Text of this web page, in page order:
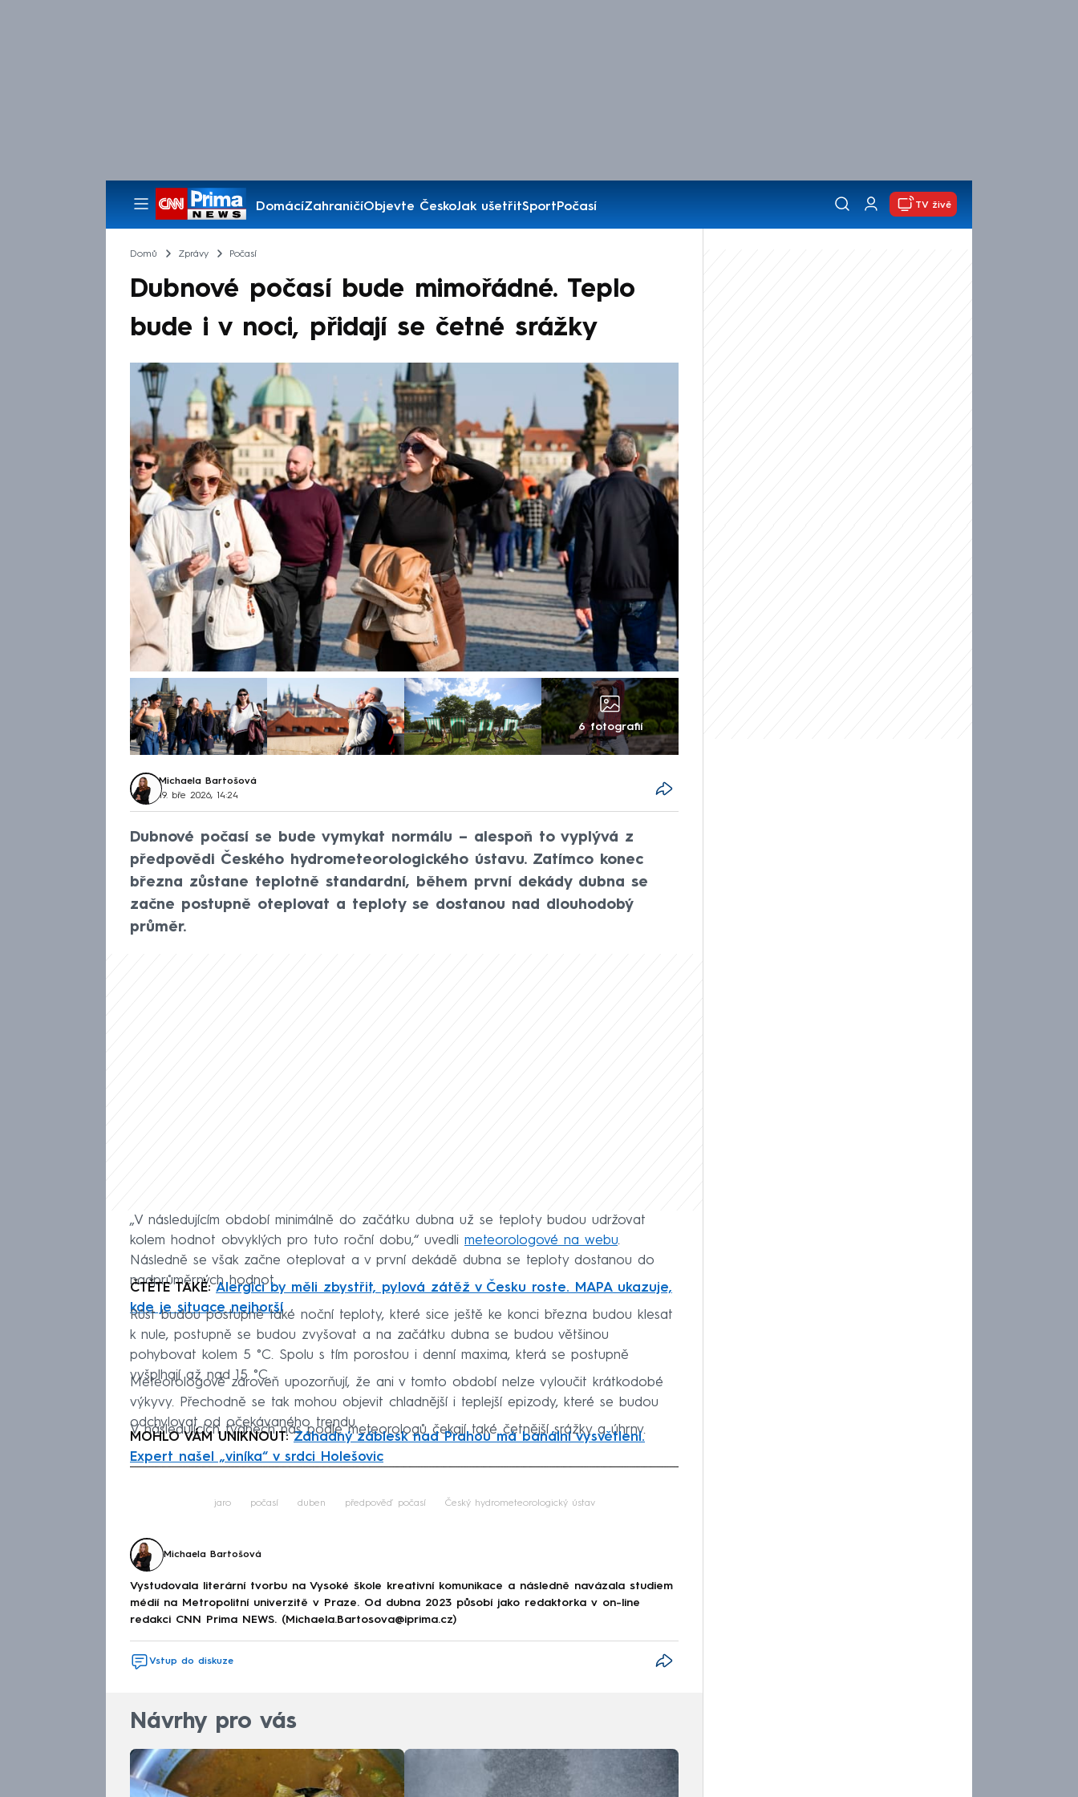
DomácíZahraničíObjevte ČeskoJak ušetřitSportPočasí
Pořady
TV živě
Domů Zprávy Počasí
Dubnové počasí bude mimořádné. Teplo
bude i v noci, přidají se četné srážky
6 fotografií
Michaela Bartošová
19. bře 2026, 14:24
Dubnové počasí se bude vymykat normálu – alespoň to vyplývá z
předpovědi Českého hydrometeorologického ústavu. Zatímco konec
března zůstane teplotně standardní, během první dekády dubna se
začne postupně oteplovat a teploty se dostanou nad dlouhodobý
průměr.
„V následujícím období minimálně do začátku dubna už se teploty budou udržovat
kolem hodnot obvyklých pro tuto roční dobu,“ uvedli meteorologové na webu.
Následně se však začne oteplovat a v první dekádě dubna se teploty dostanou do
nadprůměrných hodnot.
ČTĚTE TAKÉ:Alergici by měli zbystřit, pylová zátěž v Česku roste. MAPA ukazuje,
kde je situace nejhorší
Růst budou postupně také noční teploty, které sice ještě ke konci března budou klesat
k nule, postupně se budou zvyšovat a na začátku dubna se budou většinou
pohybovat kolem 5 °C. Spolu s tím porostou i denní maxima, která se postupně
vyšplhají až nad 15 °C.
Meteorologové zároveň upozorňují, že ani v tomto období nelze vyloučit krátkodobé
výkyvy. Přechodně se tak mohou objevit chladnější i teplejší epizody, které se budou
odchylovat od očekávaného trendu.
V následujících týdnech nás podle meteorologů čekají také četnější srážky a úhrny.
MOHLO VÁM UNIKNOUT:Záhadný záblesk nad Prahou má banální vysvětlení.
Expert našel „viníka“ v srdci Holešovic
jaro počasí duben předpověď počasí Český hydrometeorologický ústav
Michaela Bartošová
Vystudovala literární tvorbu na Vysoké škole kreativní komunikace a následně navázala studiem
médií na Metropolitní univerzitě v Praze. Od dubna 2023 působí jako redaktorka v on-line
redakci CNN Prima NEWS. (Michaela.Bartosova@iprima.cz)
Vstup do diskuze
Návrhy pro vás